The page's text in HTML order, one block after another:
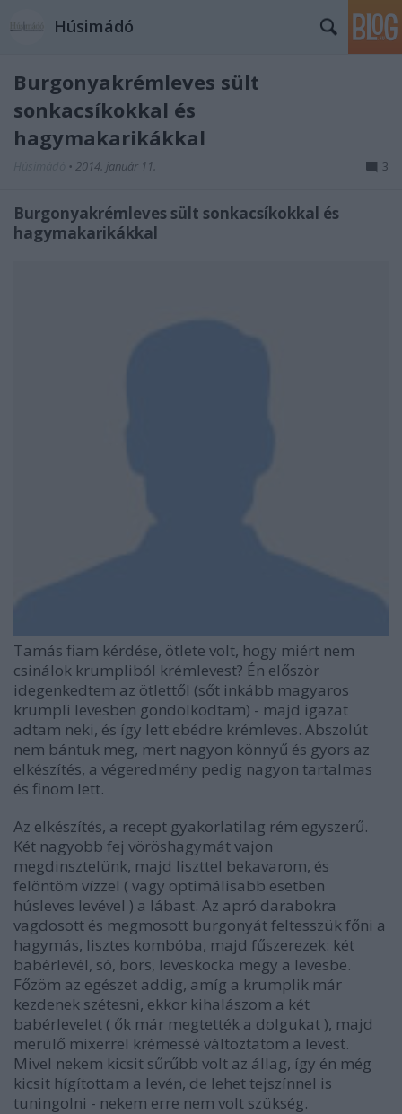
Húsimádó
Burgonyakrémleves sült
sonkacsíkokkal és
hagymakarikákkal
• 2014. január 11. 3
Burgonyakrémleves sült sonkacsíkokkal és
hagymakarikákkal
Tamás fiam kérdése, ötlete volt, hogy miért nem
csinálok krumpliból krémlevest? Én először
idegenkedtem az ötlettől (sőt inkább magyaros
krumpli levesben gondolkodtam) - majd igazat
adtam neki, és így lett ebédre krémleves. Abszolút
nem bántuk meg, mert nagyon könnyű és gyors az
elkészítés, a végeredmény pedig nagyon tartalmas
és finom lett.
Az elkészítés, a recept gyakorlatilag rém egyszerű.
Két nagyobb fej vöröshagymát vajon
megdinsztelünk, majd liszttel bekavarom, és
felöntöm vízzel ( vagy optimálisabb esetben
húsleves levével ) a lábast. Az apró darabokra
vagdosott és megmosott burgonyát feltesszük főni a
hagymás, lisztes kombóba, majd fűszerezek: két
babérlevél, só, bors, leveskocka megy a levesbe.
Főzöm az egészet addig, amíg a krumplik már
kezdenek szétesni, ekkor kihalászom a két
babérlevelet ( ők már megtették a dolgukat ), majd
merülő mixerrel krémessé változtatom a levest.
Mivel nekem kicsit sűrűbb volt az állag, így én még
kicsit hígítottam a levén, de lehet tejszínnel is
tuningolni - nekem erre nem volt szükség.